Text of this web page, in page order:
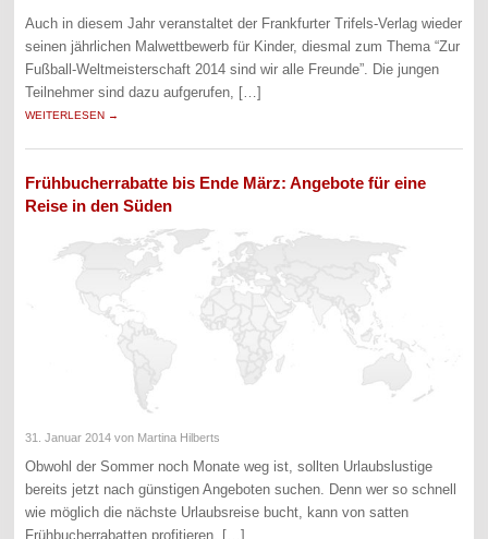
Auch in diesem Jahr veranstaltet der Frankfurter Trifels-Verlag wieder
seinen jährlichen Malwettbewerb für Kinder, diesmal zum Thema “Zur
Fußball-Weltmeisterschaft 2014 sind wir alle Freunde”. Die jungen
Teilnehmer sind dazu aufgerufen, […]
WEITERLESEN →
Frühbucherrabatte bis Ende März: Angebote für eine
Reise in den Süden
31. Januar 2014 von Martina Hilberts
Obwohl der Sommer noch Monate weg ist, sollten Urlaubslustige
bereits jetzt nach günstigen Angeboten suchen. Denn wer so schnell
wie möglich die nächste Urlaubsreise bucht, kann von satten
Frühbucherrabatten profitieren. […]